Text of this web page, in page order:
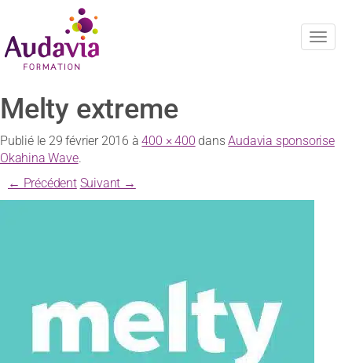
Melty extreme
Publié le 29 février 2016 à400 × 400 dansAudavia sponsorise
Okahina Wave.
← Précédent Suivant →